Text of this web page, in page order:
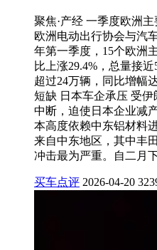
聚焦·产经 一季度欧洲
欧洲电动出行协会与汽
年第一季度，15个欧洲
比上涨29.4%，总量接
超过24万辆，同比增幅
短缺 日本车企承压 受
中断，迫使日本企业减
本高度依赖中东铝材料
来自中东地区，其中丰
冲击最为严重。自二月
买车点评 2026-04-20